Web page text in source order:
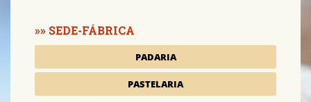
SEDE-FÁBRICA
PADARIA
PASTELARIA